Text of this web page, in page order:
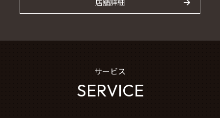
店舗詳細
サービス
SERVICE